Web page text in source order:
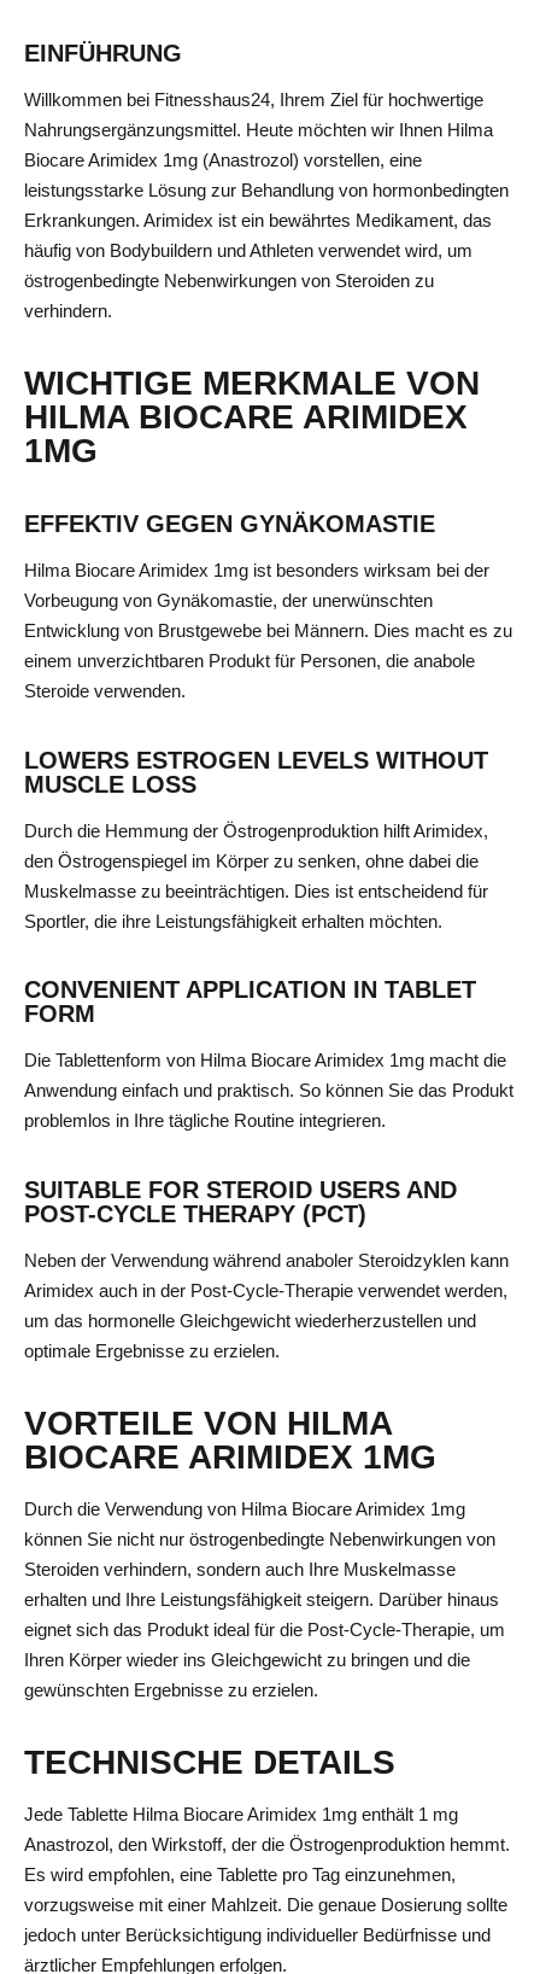
EINFÜHRUNG
Willkommen bei Fitnesshaus24, Ihrem Ziel für hochwertige
Nahrungsergänzungsmittel. Heute möchten wir Ihnen Hilma
Biocare Arimidex 1mg (Anastrozol) vorstellen, eine
leistungsstarke Lösung zur Behandlung von hormonbedingten
Erkrankungen. Arimidex ist ein bewährtes Medikament, das
häufig von Bodybuildern und Athleten verwendet wird, um
östrogenbedingte Nebenwirkungen von Steroiden zu
verhindern.
WICHTIGE MERKMALE VON
HILMA BIOCARE ARIMIDEX
1MG
EFFEKTIV GEGEN GYNÄKOMASTIE
Hilma Biocare Arimidex 1mg ist besonders wirksam bei der
Vorbeugung von Gynäkomastie, der unerwünschten
Entwicklung von Brustgewebe bei Männern. Dies macht es zu
einem unverzichtbaren Produkt für Personen, die anabole
Steroide verwenden.
LOWERS ESTROGEN LEVELS WITHOUT
MUSCLE LOSS
Durch die Hemmung der Östrogenproduktion hilft Arimidex,
den Östrogenspiegel im Körper zu senken, ohne dabei die
Muskelmasse zu beeinträchtigen. Dies ist entscheidend für
Sportler, die ihre Leistungsfähigkeit erhalten möchten.
CONVENIENT APPLICATION IN TABLET
FORM
Die Tablettenform von Hilma Biocare Arimidex 1mg macht die
Anwendung einfach und praktisch. So können Sie das Produkt
problemlos in Ihre tägliche Routine integrieren.
SUITABLE FOR STEROID USERS AND
POST-CYCLE THERAPY (PCT)
Neben der Verwendung während anaboler Steroidzyklen kann
Arimidex auch in der Post-Cycle-Therapie verwendet werden,
um das hormonelle Gleichgewicht wiederherzustellen und
optimale Ergebnisse zu erzielen.
VORTEILE VON HILMA
BIOCARE ARIMIDEX 1MG
Durch die Verwendung von Hilma Biocare Arimidex 1mg
können Sie nicht nur östrogenbedingte Nebenwirkungen von
Steroiden verhindern, sondern auch Ihre Muskelmasse
erhalten und Ihre Leistungsfähigkeit steigern. Darüber hinaus
eignet sich das Produkt ideal für die Post-Cycle-Therapie, um
Ihren Körper wieder ins Gleichgewicht zu bringen und die
gewünschten Ergebnisse zu erzielen.
TECHNISCHE DETAILS
Jede Tablette Hilma Biocare Arimidex 1mg enthält 1 mg
Anastrozol, den Wirkstoff, der die Östrogenproduktion hemmt.
Es wird empfohlen, eine Tablette pro Tag einzunehmen,
vorzugsweise mit einer Mahlzeit. Die genaue Dosierung sollte
jedoch unter Berücksichtigung individueller Bedürfnisse und
ärztlicher Empfehlungen erfolgen.